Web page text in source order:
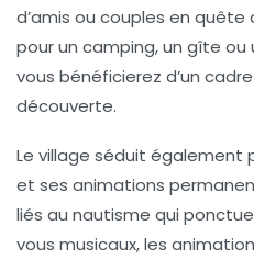
d’amis ou couples en quête
pour un camping, un gîte
vous bénéficierez d’un
découverte.
Le village séduit également
et ses animations
liés au nautisme qui
vous musicaux, les